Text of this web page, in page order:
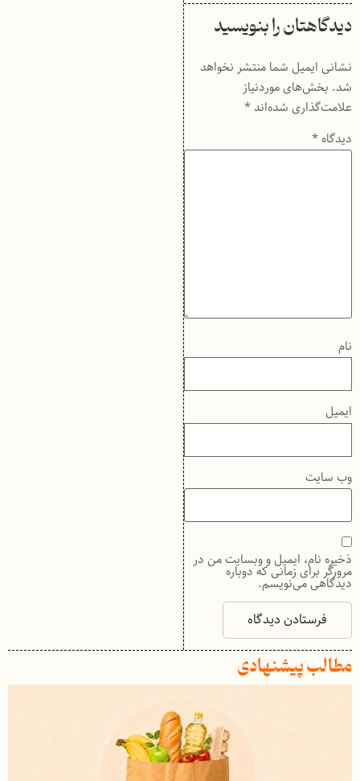
دیدگاهتان را بنویسید
نشانی ایمیل شما منتشر نخواهد
شد. بخش‌های موردنیاز
علامت‌گذاری شده‌اند*
دیدگاه*
نام
ایمیل
وب‌ سایت
ذخیره نام، ایمیل و وبسایت من در
مرورگر برای زمانی که دوباره
دیدگاهی می‌نویسم.
مطالب پیشنهادی